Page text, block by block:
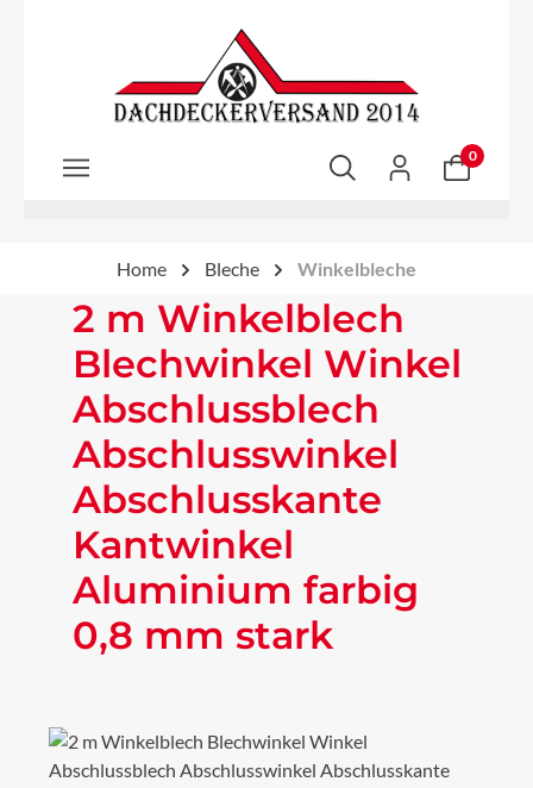
Zum Hauptinhalt springen
0
Home Bleche Winkelbleche
2 m Winkelblech
Blechwinkel Winkel
Abschlussblech
Abschlusswinkel
Abschlusskante
Kantwinkel
Aluminium farbig
0,8 mm stark
Bildergalerie überspringen